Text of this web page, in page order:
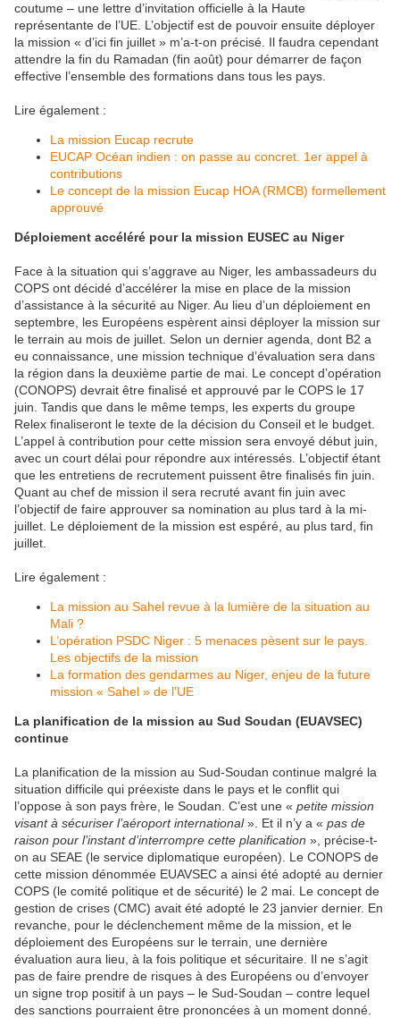
coutume – une lettre d’invitation officielle à la Haute
représentante de l’UE. L’objectif est de pouvoir ensuite déployer
la mission « d’ici fin juillet » m’a-t-on précisé. Il faudra cependant
attendre la fin du Ramadan (fin août) pour démarrer de façon
effective l’ensemble des formations dans tous les pays.
Lire également :
La mission Eucap recrute
EUCAP Océan indien : on passe au concret. 1er appel à
contributions
Le concept de la mission Eucap HOA (RMCB) formellement
approuvé
Déploiement accéléré pour la mission EUSEC au Niger
Face à la situation qui s’aggrave au Niger, les ambassadeurs du
COPS ont décidé d’accélérer la mise en place de la mission
d’assistance à la sécurité au Niger. Au lieu d’un déploiement en
septembre, les Européens espèrent ainsi déployer la mission sur
le terrain au mois de juillet. Selon un dernier agenda, dont B2 a
eu connaissance, une mission technique d’évaluation sera dans
la région dans la deuxième partie de mai. Le concept d’opération
(CONOPS) devrait être finalisé et approuvé par le COPS le 17
juin. Tandis que dans le même temps, les experts du groupe
Relex finaliseront le texte de la décision du Conseil et le budget.
L’appel à contribution pour cette mission sera envoyé début juin,
avec un court délai pour répondre aux intéressés. L’objectif étant
que les entretiens de recrutement puissent être finalisés fin juin.
Quant au chef de mission il sera recruté avant fin juin avec
l’objectif de faire approuver sa nomination au plus tard à la mi-
juillet. Le déploiement de la mission est espéré, au plus tard, fin
juillet.
Lire également :
La mission au Sahel revue à la lumière de la situation au
Mali ?
L’opération PSDC Niger : 5 menaces pèsent sur le pays.
Les objectifs de la mission
La formation des gendarmes au Niger, enjeu de la future
mission « Sahel » de l’UE
La planification de la mission au Sud Soudan (EUAVSEC)
continue
La planification de la mission au Sud-Soudan continue malgré la
situation difficile qui préexiste dans le pays et le conflit qui
l’oppose à son pays frère, le Soudan. C’est une « petite mission
visant à sécuriser l’aéroport international». Et il n’y a « pas de
raison pour l’instant d’interrompre cette planification », précise-t-
on au SEAE (le service diplomatique européen). Le CONOPS de
cette mission dénommée EUAVSEC a ainsi été adopté au dernier
COPS (le comité politique et de sécurité) le 2 mai. Le concept de
gestion de crises (CMC) avait été adopté le 23 janvier dernier. En
revanche, pour le déclenchement même de la mission, et le
déploiement des Européens sur le terrain, une dernière
évaluation aura lieu, à la fois politique et sécuritaire. Il ne s’agit
pas de faire prendre de risques à des Européens ou d’envoyer
un signe trop positif à un pays – le Sud-Soudan – contre lequel
des sanctions pourraient être prononcées à un moment donné.